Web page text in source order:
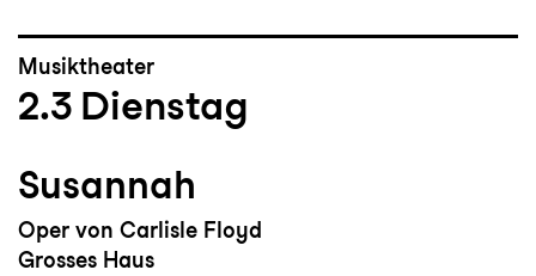
Musiktheater
2.3 Dienstag
Susannah
Oper von Carlisle Floyd
Grosses Haus